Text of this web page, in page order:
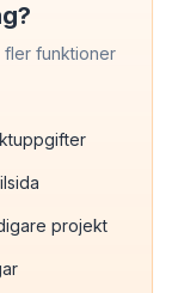
fler funktioner
projekt